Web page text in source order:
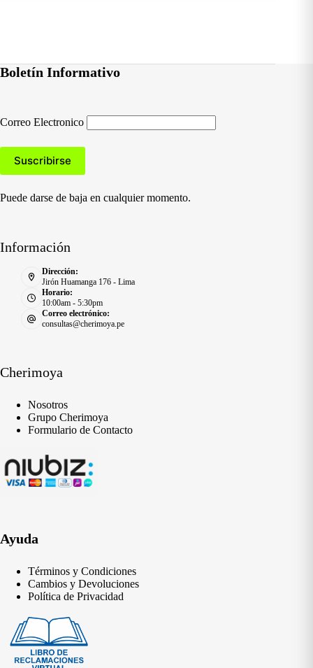
Boletín Informativo
Correo Electronico
Puede darse de baja en cualquier momento.
Información
Dirección:
Jirón Huamanga 176 - Lima
Horario:
10:00am - 5:30pm
Correo electrónico:
consultas@cherimoya.pe
Cherimoya
Nosotros
Grupo Cherimoya
Formulario de Contacto
Ayuda
Términos y Condiciones
Cambios y Devoluciones
Política de Privacidad